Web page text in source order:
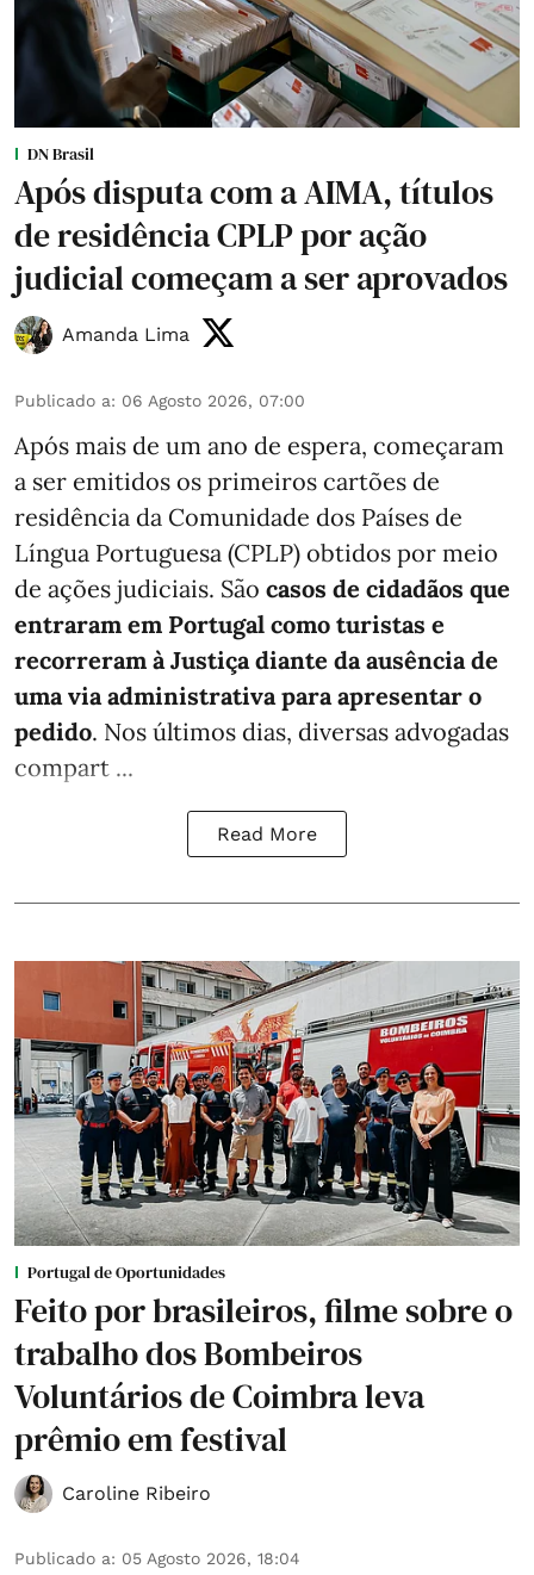
DN Brasil
Após disputa com a AIMA, títulos
de residência CPLP por ação
judicial começam a ser aprovados
Amanda Lima
Publicado a: 06 Agosto 2026, 07:00
Após mais de um ano de espera, começaram
a ser emitidos os primeiros cartões de
residência da Comunidade dos Países de
Língua Portuguesa (CPLP) obtidos por meio
de ações judiciais. São casos de cidadãos que
entraram em Portugal como turistas e
recorreram à Justiça diante da ausência de
uma via administrativa para apresentar o
pedido. Nos últimos dias, diversas advogadas
compart ...
Read More
Portugal de Oportunidades
Feito por brasileiros, filme sobre o
trabalho dos Bombeiros
Voluntários de Coimbra leva
prêmio em festival
Caroline Ribeiro
Publicado a: 05 Agosto 2026, 18:04